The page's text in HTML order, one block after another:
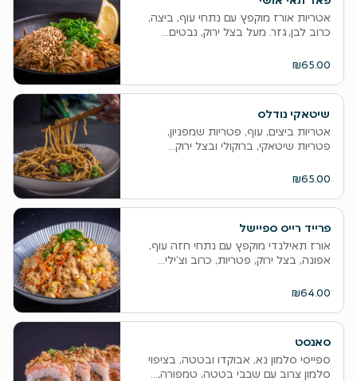
אטריות אורז מוקפץ עם נתחי עוף, ביצה,
כרוב לבן, גזר. מעל בצל ירוק, נבטים...
₪65.00
שיטאקי נודלס
אטריות ביצים, עוף, פטריות שמפניון,
פטריות שיטאקי, ברוקולי ובצל ירוק...
₪65.00
פרייד רייס ספיישל
אורז תאילנדי מוקפץ עם נתחי חזה עוף,
אפונה, בצל ירוק, פטריות, כרוב וצ’ילי...
₪64.00
סאנסט
ספייסי סלמון נא, אבוקדו ובטטה, בציפוי
סלמון צרוב עם שבבי בטטה, טמפורה,...